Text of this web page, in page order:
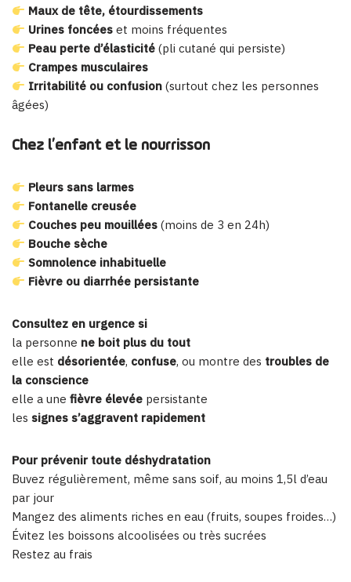
Maux de tête, étourdissements
Urines foncées et moins fréquentes
Peau perte d’élasticité (pli cutané qui persiste)
Crampes musculaires
Irritabilité ou confusion (surtout chez les personnes
âgées)
Chez l’enfant et le nourrisson
Pleurs sans larmes
Fontanelle creusée
Couches peu mouillées (moins de 3 en 24h)
Bouche sèche
Somnolence inhabituelle
Fièvre ou diarrhée persistante
Consultez en urgence si
la personne ne boit plus du tout
elle est désorientée, confuse, ou montre des troubles de
la conscience
elle a une fièvre élevée persistante
les signes s’aggravent rapidement
Pour prévenir toute déshydratation
Buvez régulièrement, même sans soif, au moins 1,5l d’eau
par jour
Mangez des aliments riches en eau (fruits, soupes froides…)
Évitez les boissons alcoolisées ou très sucrées
Restez au frais